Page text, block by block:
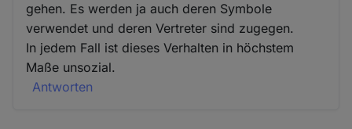
gehen. Es werden ja auch deren Symbole
verwendet und deren Vertreter sind zugegen.
In jedem Fall ist dieses Verhalten in höchstem
Maße unsozial.
Antworten